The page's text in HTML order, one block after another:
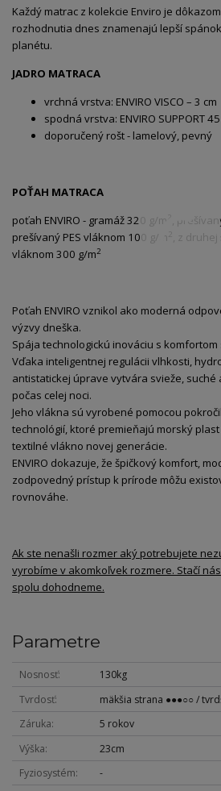
Každý matrac z kolekcie Enviro je
rozhodnutia dnes znamenajú lepší
planétu.
JADRO MATRACA
vrchná vrstva: ENVIRO VISCO – 3 cm
spodná vrstva: ENVIRO SUPPORT
doporučený rošt - lamelový, pevný
POŤAH MATRACA
poťah ENVIRO - gramáž 320 g/m
,
prešívaný PES vláknom 100 g/m2
, z
vláknom 300 g/m2
Poťah ENVIRO vznikol ako moderná
výzvy dneška.
Spája technologickú inováciu s
Vďaka inteligentnej regulácii vlhkosti,
antistatickej úprave vytvára svieže,
počas celej noci.
Jeho vlákna sú vyrobené pomocou
technológií, ktoré premieňajú morský
textilné vlákno novej generácie.
ENVIRO dokazuje, že špičkový komfort,
zodpovedný prístup k prírode môžu
rovnováhe.
Ak ste nenašli rozmer aký potrebujete
vyrobíme v akomkoľvek rozmere. Stačí
spolu dohodneme.
Parametre
Nosnosť
130kg
Tvrdosť
mäkšia strana ●●●○○ /
Záruka
5 rokov
Výška
23cm
Fyziosystém
-